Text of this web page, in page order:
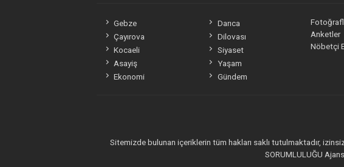
Gebze
Darıca
Çayırova
Dilovası
Kocaeli
Siyaset
Asayiş
Yaşam
Ekonomi
Gündem
Anketler
Nöbetçi
Sitemizde bulunan içeriklerin tüm hakları saklı tutulmaktadır,
SORUMLULUĞU